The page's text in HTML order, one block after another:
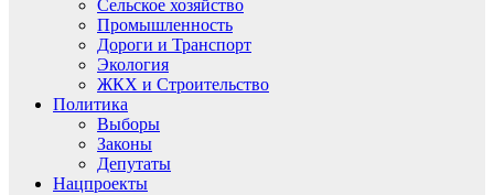
Сельское хозяйство
Промышленность
Дороги и Транспорт
Экология
ЖКХ и Строительство
Политика
Выборы
Законы
Депутаты
Нацпроекты